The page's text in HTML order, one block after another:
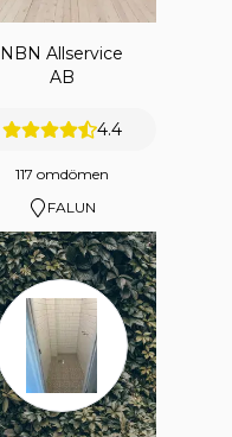
NBN Allservice
AB
4.4
117 omdömen
FALUN